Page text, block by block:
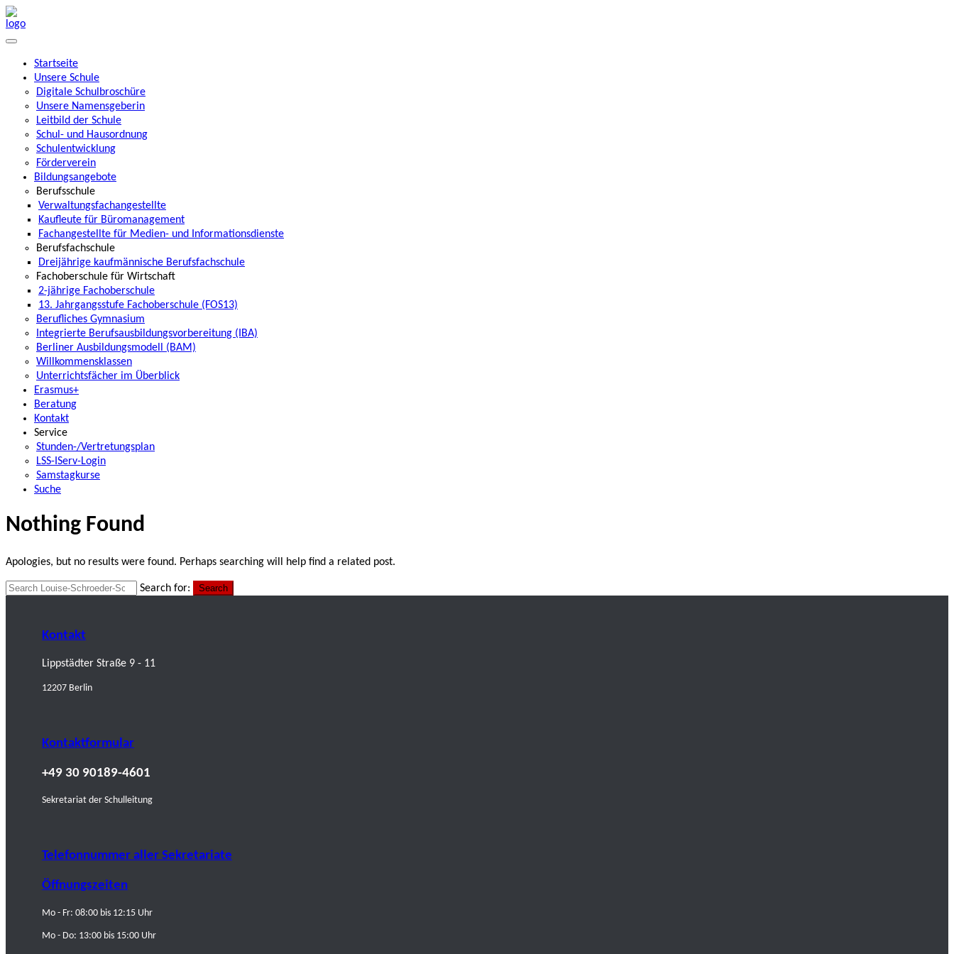
Startseite
Unsere Schule
Digitale Schulbroschüre
Unsere Namensgeberin
Leitbild der Schule
Schul- und Hausordnung
Schulentwicklung
Förderverein
Bildungsangebote
Berufsschule
Verwaltungsfachangestellte
Kaufleute für Büromanagement
Fachangestellte für Medien- und Informationsdienste
Berufsfachschule
Dreijährige kaufmännische Berufsfachschule
Fachoberschule für Wirtschaft
2-jährige Fachoberschule
13. Jahrgangsstufe Fachoberschule (FOS13)
Berufliches Gymnasium
Integrierte Berufsausbildungsvorbereitung (IBA)
Berliner Ausbildungsmodell (BAM)
Willkommensklassen
Unterrichtsfächer im Überblick
Erasmus+
Beratung
Kontakt
Service
Stunden-/Vertretungsplan
LSS-IServ-Login
Samstagkurse
Suche
Nothing Found
Apologies, but no results were found. Perhaps searching will help find a related post.
Search for: Search
Kontakt
Lippstädter Straße 9 - 11
12207 Berlin
Kontaktformular
+49 30 90189-4601
Sekretariat der Schulleitung
Telefonnummer aller Sekretariate
Öffnungszeiten
Mo - Fr: 08:00 bis 12:15 Uhr
Mo - Do: 13:00 bis 15:00 Uhr